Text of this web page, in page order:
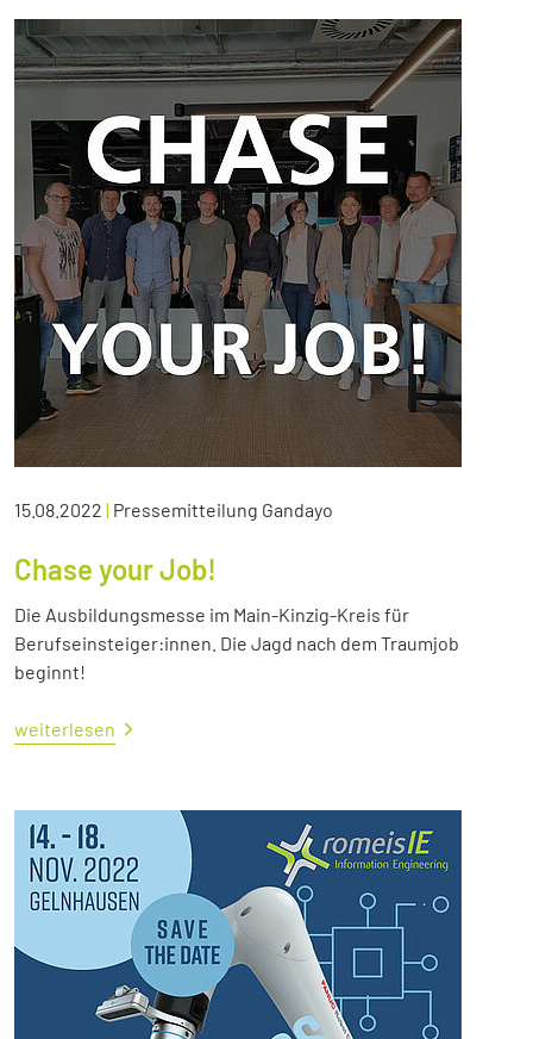
15.08.2022 | Pressemitteilung Gandayo
Chase your Job!
Die Ausbildungsmesse im Main-Kinzig-Kreis für
Berufseinsteiger:innen. Die Jagd nach dem Traumjob
beginnt!
weiterlesen